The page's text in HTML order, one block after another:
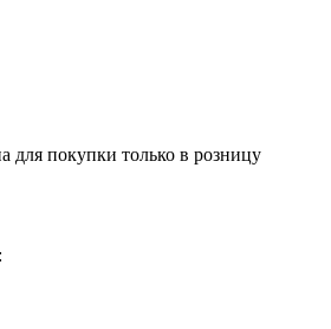
для покупки только в розницу